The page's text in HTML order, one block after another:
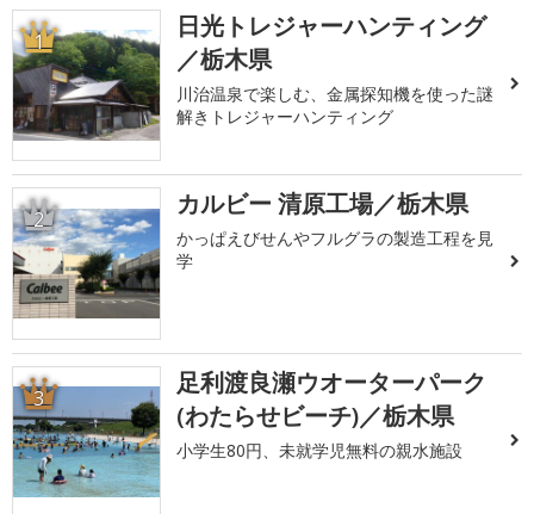
1
日光トレジャーハンティング
／栃木県
川治温泉で楽しむ、金属探知機を使った謎
解きトレジャーハンティング
2 カルビー 清原工場／栃木県
かっぱえびせんやフルグラの製造工程を見
学
3
足利渡良瀬ウオーターパーク
(わたらせビーチ)／栃木県
小学生80円、未就学児無料の親水施設